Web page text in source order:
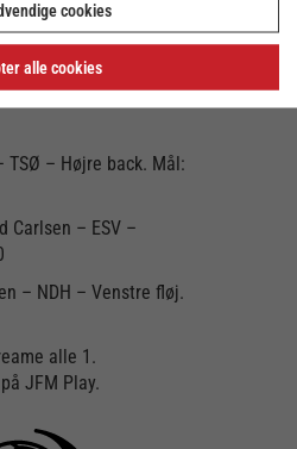
spillere i
TSØ – Højre back. Mål:
Carlsen – ESV –
– NDH – Venstre fløj.
alle 1.
JFM Play.
cookies
alle cookies